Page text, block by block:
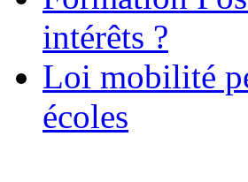
intérêts ?
Loi mobilité
écoles